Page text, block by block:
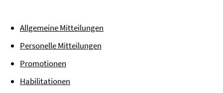
Allgemeine Mitteilungen
Personelle Mitteilungen
Promotionen
Habilitationen